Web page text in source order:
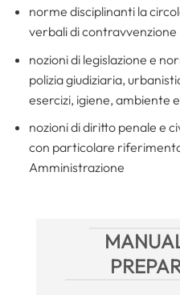
norme disciplinanti la
verbali di contravvenzione
nozioni di legislazione e
polizia giudiziaria,
esercizi, igiene, ambiente
nozioni di diritto penale e
con particolare
Amministrazione